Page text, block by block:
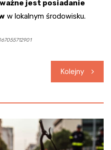
jest posiadanie
w lokalnym środowisku.
Kolejny